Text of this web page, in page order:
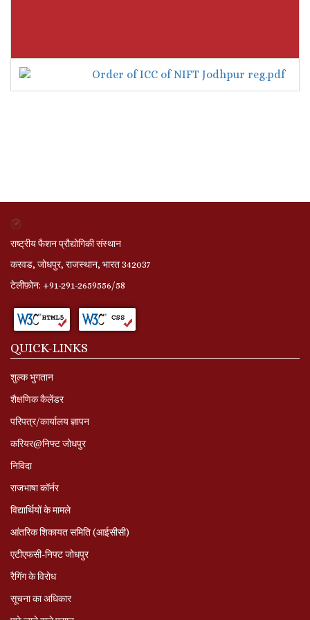
Order of ICC of NIFT Jodhpur reg.pdf
राष्ट्रीय फैशन प्रौद्योगिकी संस्थान
करवड, जोधपुर, राजस्थान, भारत 342037
टेलीफ़ोन: +91-291-2659556/58
QUICK-LINKS
शुल्क भुगतान
शैक्षणिक कैलेंडर
परिपत्र/कार्यालय ज्ञापन
करियर@निफ्ट जोधपुर
निविदा
राजभाषा कॉर्नर
विद्यार्थियों के मामले
आंतरिक शिकायत समिति (आईसीसी)
एटीएफसी-निफ्ट जोधपुर
रैगिंग के विरोध
सूचना का अधिकार